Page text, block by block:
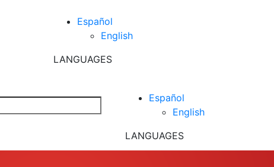
Español
English
LANGUAGES
Español
English
LANGUAGES